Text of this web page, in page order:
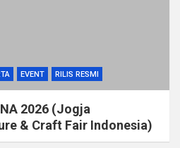
EVENT RILIS RESMI
2026 (Jogja
& Craft Fair Indonesia)